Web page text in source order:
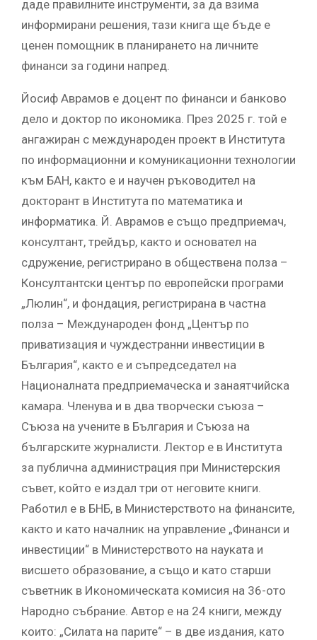
даде правилните инструменти, за да взима
информирани решения, тази книга ще бъде е
ценен помощник в планирането на личните
финанси за години напред.
Йосиф Аврамов е доцент по финанси и банково
делo и доктор по икономика. През 2025 г. той е
ангажиран с международен проект в Института
по информационни и комуникационни технологии
към БАН, както е и научен ръководител на
докторант в Института по математика и
информатика. Й. Аврамов е също предприемач,
консултант, трейдър, както и основател на
сдружение, регистрирано в обществена полза –
Консултантски център по европейски програми
„Люлин“, и фондация, регистрирана в частна
полза – Международен фонд „Център по
приватизация и чуждестранни инвестиции в
България“, както е и съпредседател на
Националната предприемаческа и занаятчийска
камара. Членува и в два творчески съюза –
Съюза на учените в България и Съюза на
българските журналисти. Лектор е в Института
за публична администрация при Министерския
съвет, който е издал три от неговите книги.
Работил е в БНБ, в Министерството на финансите,
както и като началник на управление „Финанси и
инвестиции“ в Министерството на науката и
висшето образование, а също и като старши
съветник в Икономическата комисия на 36-ото
Народно събрание. Автор е на 24 книги, между
които: „Силата на парите“ – в две издания, като